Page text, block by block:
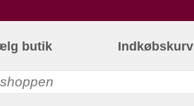
butik Indkøbskurv